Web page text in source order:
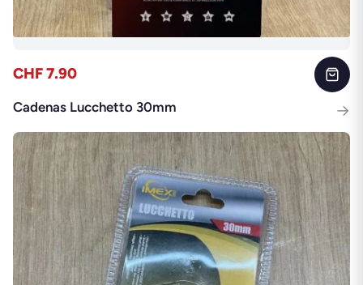
CHF 7.90
Cadenas Lucchetto 30mm →